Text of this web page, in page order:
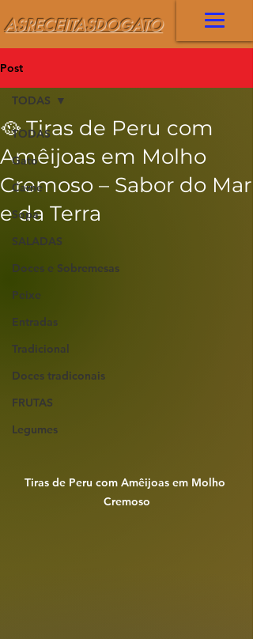
ASRECEITASDOGATO
Post
TODAS
Gato
Carne
Sopa
SALADAS
Doces e Sobremesas
Peixe
Entradas
Tradicional
Doces tradiconais
FRUTAS
Legumes
TODAS
🥘 Tiras de Peru com
Amêijoas em Molho
Cremoso – Sabor do Mar
e da Terra
Tiras de Peru com Amêijoas em Molho
Cremoso